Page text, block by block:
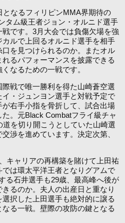
となるフィリピンMMA界期待の
タム級王者ジョン・オルニド選手
です。3月大会では負傷欠場を強
ルで上回るオルニド選手を相手
を見つけられるのか。またオル
るパフォーマンスを披露できる
なるための一戦です。
戦で唯一勝利を得た山崎蒼空選
・ジュンヨン選手と対戦予定で
右手小指を骨折して、試合出場
。元Black Combatフライ級チャ
を切り開こうとしていた山崎選
渉を進めています。決定次第、
キャリアの再構築を賭けて上田祐
は環太平洋王者となりグアムで
る石井選手も29歳、最高峰へ後が
るのか。夫人の出産日と重なり
択した上田選手も絶対的に譲る
る一戦。壁際の攻防の鍵となる